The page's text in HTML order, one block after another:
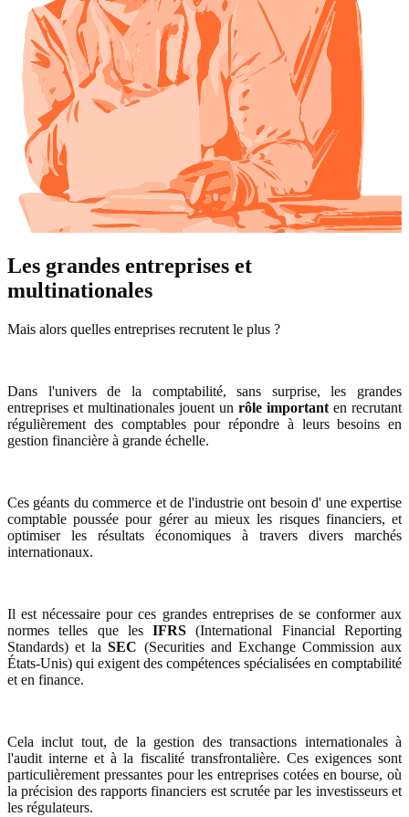
Les grandes entreprises et
multinationales
Mais alors quelles entreprises recrutent le plus ?
Dans l'univers de la comptabilité, sans surprise, les grandes
entreprises et multinationales jouent un rôle important en recrutant
régulièrement des comptables pour répondre à leurs besoins en
gestion financière à grande échelle.
Ces géants du commerce et de l'industrie ont besoin d' une expertise
comptable poussée pour gérer au mieux les risques financiers, et
optimiser les résultats économiques à travers divers marchés
internationaux.
Il est nécessaire pour ces grandes entreprises de se conformer aux
normes telles que lesIFRS(International Financial Reporting
Standards) et laSEC (Securities and Exchange Commission aux
États-Unis) qui exigent des compétences spécialisées en comptabilité
et en finance.
Cela inclut tout, de la gestion des transactions internationales à
l'audit interne et à la fiscalité transfrontalière. Ces exigences sont
particulièrement pressantes pour les entreprises cotées en bourse, où
la précision des rapports financiers est scrutée par les investisseurs et
les régulateurs.